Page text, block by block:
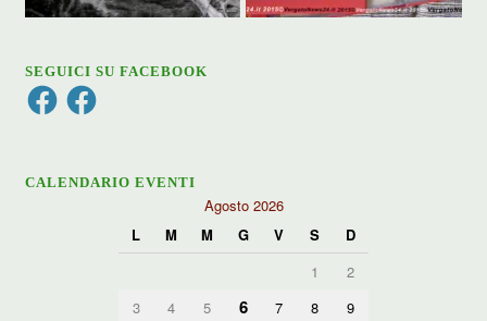
SEGUICI SU FACEBOOK
FacebookFacebook
CALENDARIO EVENTI
Agosto 2026
L
M M G V S
D
1
2
3
4 5 6 7 8
9